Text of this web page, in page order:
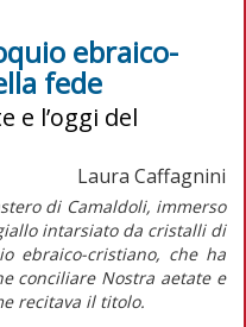
ebraico-
fede
e l’oggi del
Laura Caffagnini
di Camaldoli, immerso
intarsiato da cristalli di
ebraico-cristiano, che ha
conciliare Nostra aetatee
recitava il titolo.